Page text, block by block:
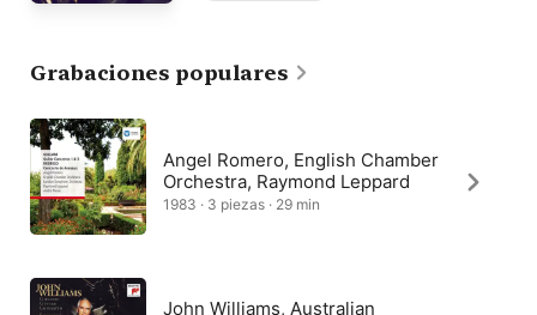
Grabaciones populares
Angel Romero, English Chamber
Orchestra, Raymond Leppard
1983 · 3 piezas · 29 min
John Williams, Australian